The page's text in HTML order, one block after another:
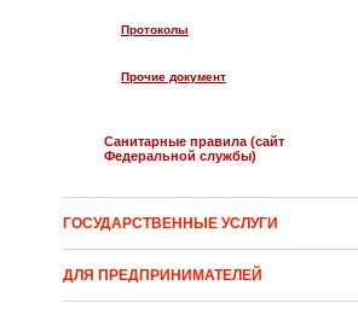
Протоколы
Прочие документ
Санитарные правила (сайт
Федеральной службы)
ГОСУДАРСТВЕННЫЕ УСЛУГИ
ДЛЯ ПРЕДПРИНИМАТЕЛЕЙ